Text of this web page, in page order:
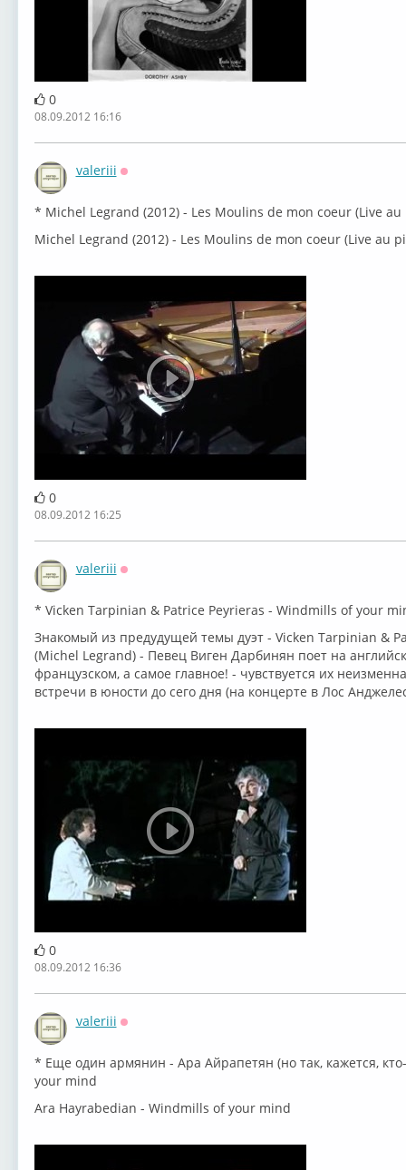
0
08.09.2012 16:16
valeriii
* Michel Legrand (2012) - Les Moulins de mon coeur (Live
Michel Legrand (2012) - Les Moulins de mon coeur (Live au
0
08.09.2012 16:25
valeriii
* Vicken Tarpinian & Patrice Peyrieras - Windmills of your
Знакомый из предудущей темы дуэт - Vicken Tarpinian &
(Michel Legrand) - Певец Виген Дарбинян поет на
французском, а самое главное! - чувствуется их
встречи в юности до сего дня (на концерте в Лос
0
08.09.2012 16:36
valeriii
* Еще один армянин - Ара Айрапетян (но так, кажется,
your mind
Ara Hayrabedian - Windmills of your mind